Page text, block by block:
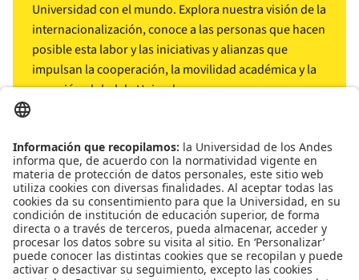
Universidad con el mundo. Explora nuestra visión de la
internacionalización, conoce a las personas que hacen
posible esta labor y las iniciativas y alianzas que
impulsan la cooperación, la movilidad académica y la
conexión global de Uniandes.